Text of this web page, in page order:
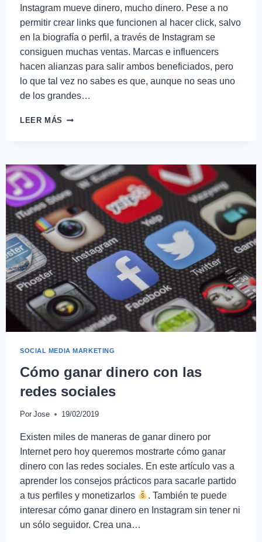
Instagram mueve dinero, mucho dinero. Pese a no
permitir crear links que funcionen al hacer click, salvo
en la biografía o perfil, a través de Instagram se
consiguen muchas ventas. Marcas e influencers
hacen alianzas para salir ambos beneficiados, pero
lo que tal vez no sabes es que, aunque no seas uno
de los grandes…
LEER MÁS
SOCIAL MEDIA MARKETING
Cómo ganar dinero con las
redes sociales
Por Jose 19/02/2019
Existen miles de maneras de ganar dinero por
Internet pero hoy queremos mostrarte cómo ganar
dinero con las redes sociales. En este artículo vas a
aprender los consejos prácticos para sacarle partido
a tus perfiles y monetizarlos
. También te puede
interesar cómo ganar dinero en Instagram sin tener ni
un sólo seguidor. Crea una…